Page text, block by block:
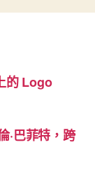
的 Logo
·巴菲特，跨